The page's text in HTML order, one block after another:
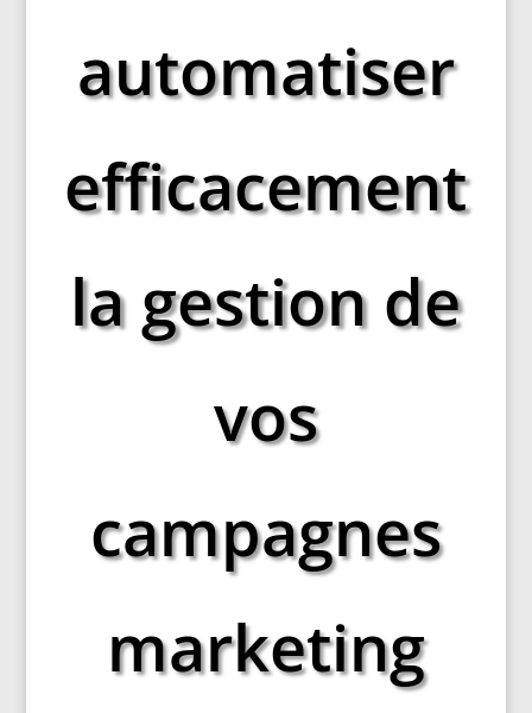
automatiser
efficacement
la gestion de
vos
campagnes
marketing